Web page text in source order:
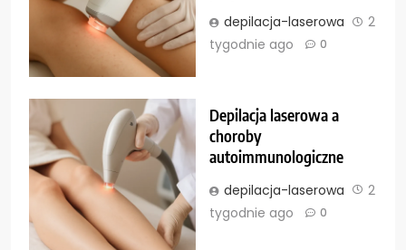
depilacja-laserowa
2
tygodnie ago
0
Depilacja laserowa a
choroby
autoimmunologiczne
depilacja-laserowa
2
tygodnie ago
0